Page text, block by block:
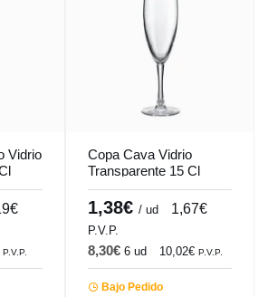
Vidrio
P.V.P.
Copa Cava Vidrio
Transparente 15 Cl
Merlot Vicrila
1,38€ / ud 1,67€
P.V.P.
8,30€ 6 ud 10,02€ P.V.P.
Bajo Pedido